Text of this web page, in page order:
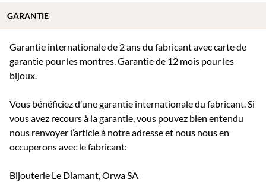
Garantie internationale de 2 ans du fabricant avec carte de
garantie pour les montres. Garantie de 12 mois pour les
bijoux.
Vous bénéficiez d’une garantie internationale du fabricant. Si
vous avez recours à la garantie, vous pouvez bien entendu
nous renvoyer l’article à notre adresse et nous nous en
occuperons avec le fabricant:
Bijouterie Le Diamant, Orwa SA
GARANTIE